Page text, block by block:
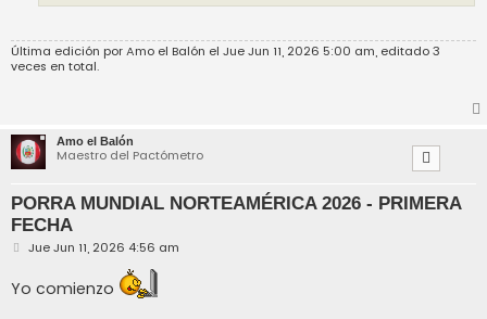
Última edición porAmo el Balón el Jue Jun 11, 2026 5:00 am, editado 3
veces en total.
Amo el Balón
Maestro del Pactómetro
PORRA MUNDIAL NORTEAMÉRICA 2026 - PRIMERA
FECHA
M
s
Jue Jun 11, 2026 4:56 am
Yo comienzo